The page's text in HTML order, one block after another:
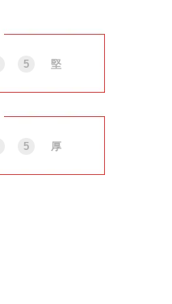
5 堅
5 厚